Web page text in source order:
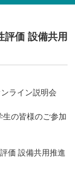
価 設備共用
ライン説明会
の皆様のご参加
価 設備共用推進